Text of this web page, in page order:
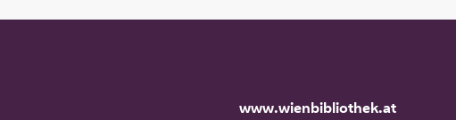
www.wienbibliothek.at